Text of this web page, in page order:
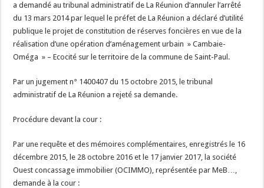
a demandé au tribunal administratif de La Réunion d’annuler l’arrêté
du 13 mars 2014 par lequel le préfet de La Réunion a déclaré d’utilité
publique le projet de constitution de réserves foncières en vue de la
réalisation d’une opération d’aménagement urbain » Cambaie-
Oméga » – Ecocité sur le territoire de la commune de Saint-Paul.
Par un jugement n° 1400407 du 15 octobre 2015, le tribunal
administratif de La Réunion a rejeté sa demande.
Procédure devant la cour :
Par une requête et des mémoires complémentaires, enregistrés le 16
décembre 2015, le 28 octobre 2016 et le 17 janvier 2017, la société
Ouest concassage immobilier (OCIMMO), représentée par MeB…,
demande à la cour :